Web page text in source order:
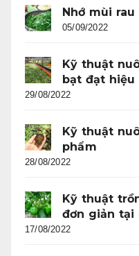
Nhớ mùi
05/09/2022
Kỹ thuật
bạt đạt hiệu
29/08/2022
Kỹ thuật
phẩm
28/08/2022
Kỹ thuật
đơn giản tại
17/08/2022